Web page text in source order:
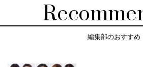
編集部のおすすめ